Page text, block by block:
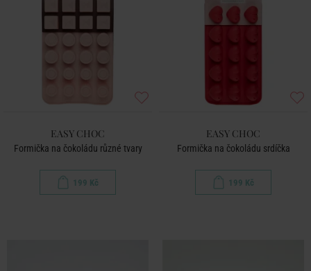
EASY CHOC
Formička na čokoládu různé tvary
199 Kč
EASY CHOC
Formička na čokoládu srdíčka
199 Kč